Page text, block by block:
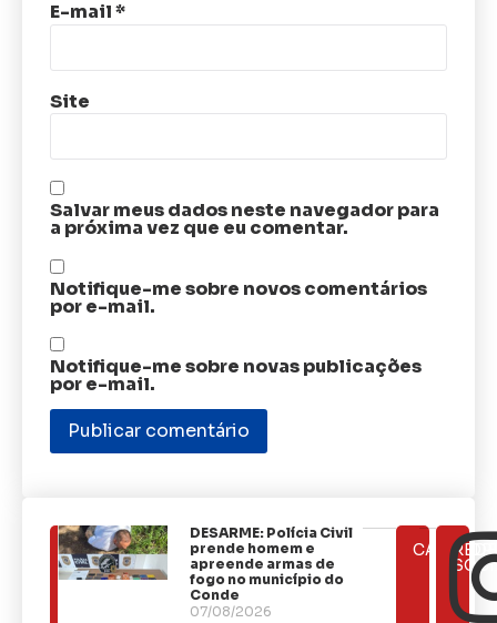
E-mail*
Site
Salvar meus dados neste navegador para
a próxima vez que eu comentar.
Notifique-me sobre novos comentários
por e-mail.
Notifique-me sobre novas publicações
por e-mail.
ÚLTIMAS
NOTÍCIAS
DESARME: Polícia Civil
prende homem e
apreende armas de
fogo no município do
Conde
07/08/2026